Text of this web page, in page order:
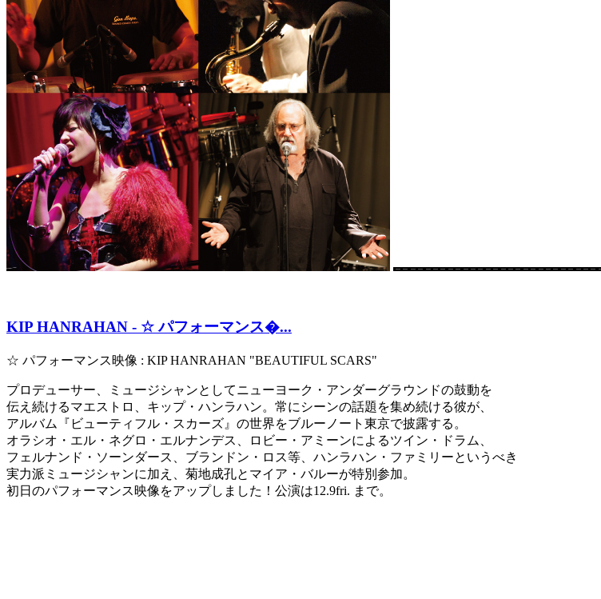
KIP HANRAHAN - ☆ パフォーマンス�...
☆ パフォーマンス映像 : KIP HANRAHAN "BEAUTIFUL SCARS"
プロデューサー、ミュージシャンとしてニューヨーク・アンダーグラウンドの鼓動を
伝え続けるマエストロ、キップ・ハンラハン。常にシーンの話題を集め続ける彼が、
アルバム『ビューティフル・スカーズ』の世界をブルーノート東京で披露する。
オラシオ・エル・ネグロ・エルナンデス、ロビー・アミーンによるツイン・ドラム、
フェルナンド・ソーンダース、ブランドン・ロス等、ハンラハン・ファミリーというべき
実力派ミュージシャンに加え、菊地成孔とマイア・バルーが特別参加。
初日のパフォーマンス映像をアップしました！公演は12.9fri. まで。